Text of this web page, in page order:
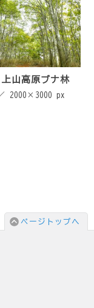
上山高原ブナ林
2000×3000 px
ページトップへ